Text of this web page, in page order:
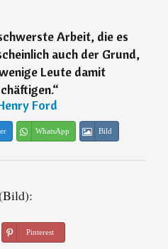
Arbeit, die es
auch der Grund,
Leute damit
“
Ford
WhatsApp Bild
Pinterest